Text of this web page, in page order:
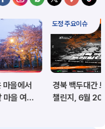
해양/수산
문화/관광/음식
산업/토지/주택
시험정보
도정 주요이슈
경북 백두대간 트레일6
챌린지, 6월 20일 상주서